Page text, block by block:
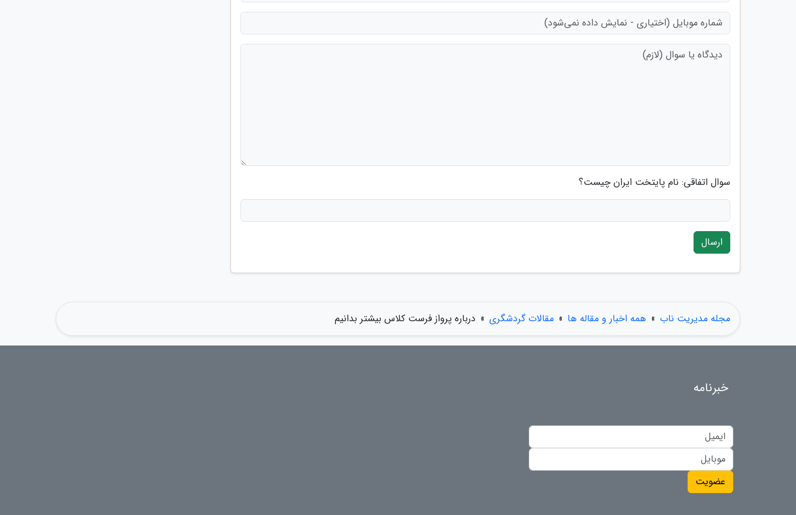
سوال اتفاقی: نام پایتخت ایران چیست؟
ارسال
مجله مدیریت ناب » همه اخبار و مقاله ها » مقالات گردشگری » درباره پرواز فرست کلاس بیشتر بدانیم
خبرنامه
عضویت